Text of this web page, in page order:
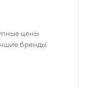
цены
бренды